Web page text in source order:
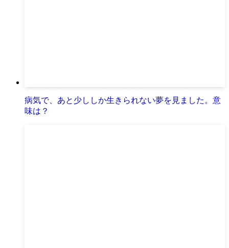
病気で、あと少ししか生きられない夢を見ました。意
味は？